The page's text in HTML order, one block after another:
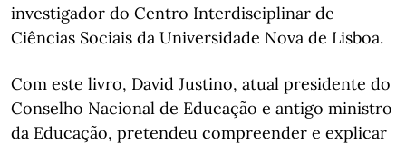
investigador do Centro Interdisciplinar de
Ciências Sociais da Universidade Nova de Lisboa.
Com este livro, David Justino, atual presidente do
Conselho Nacional de Educação e antigo ministro
da Educação, pretendeu compreender e explicar